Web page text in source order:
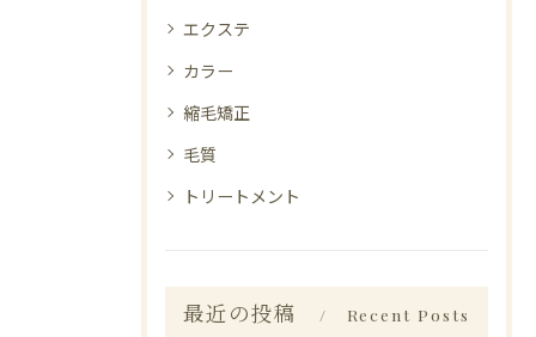
エクステ
カラー
縮毛矯正
毛質
トリートメント
最近の投稿 Recent Posts